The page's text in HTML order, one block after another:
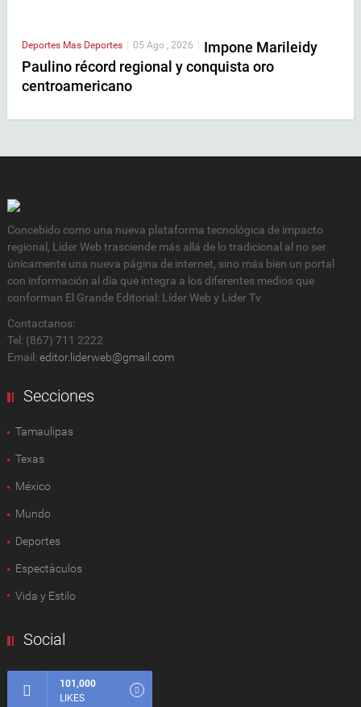
Deportes Mas Deportes 05 Ago , 2026
Impone Marileidy
Paulino récord regional y conquista oro
centroamericano
Concebido como una nueva plataforma tecnológica de impacto
regional, Lider Web trasciende más allá de lo tradicional al no ser
únicamente una nueva página de internet, sino más bien un portal
con información al día que integra a los diferentes medios que
conforman El Grande Editorial: Líder Web y Líder Tv
Contactanos:
Tel: (867) 711 2222
Email: editor.liderweb@gmail.com
Secciones
Tamaulipas
Texas
México
Mundo
Deportes
Espectàculos
Vida y Estilo
Social
101,000
LIKES